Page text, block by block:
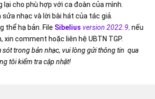
cho phù hợp với ca đoàn của mình.
sửa nhạc và lời bài hát của tác giả.
thể hạ bản. File Sibelius version 2022.9, nếu
xin comment hoặc liên hệ UBTN TGP.
sót trong bản nhạc, vui lòng gửi thông tin qua
tôi kiểm tra cập nhật!